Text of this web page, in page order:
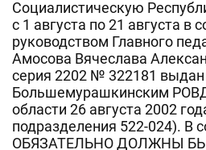
Социалистическую
с 1 августа по 21 августа в
руководством Главного
Амосова Вячеслава
серия 2202 № 322181 выдан
Большемурашкинским
области 26 августа 2002
подразделения 522-024). В
ОБЯЗАТЕЛЬНО ДОЛЖНЫ